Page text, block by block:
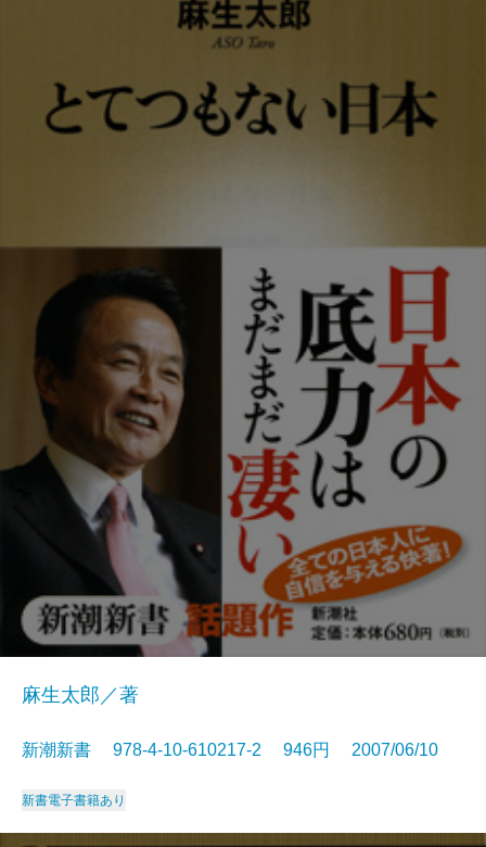
麻生太郎／著
新潮新書 978-4-10-610217-2 946円 2007/06/10
新書電子書籍あり